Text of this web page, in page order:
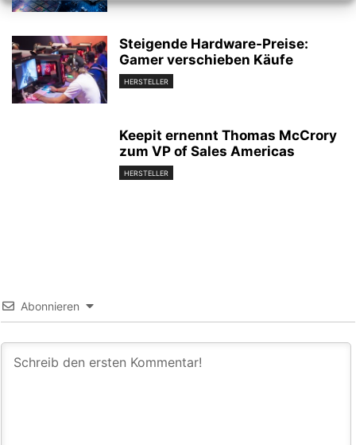
Steigende Hardware-Preise:
Gamer verschieben Käufe
HERSTELLER
Keepit ernennt Thomas McCrory
zum VP of Sales Americas
HERSTELLER
Abonnieren